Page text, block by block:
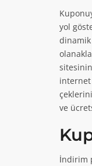
yol
dinamik
internet
ve
İndirim